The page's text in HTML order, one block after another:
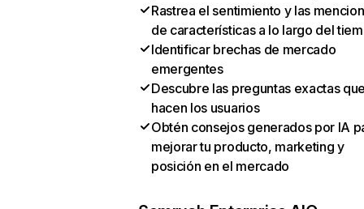
Rastrea el sentimiento y las
de características a lo largo del
Identificar brechas de mercado
emergentes
Descubre las preguntas exactas
hacen los usuarios
Obtén consejos generados por IA
mejorar tu producto, marketing y
posición en el mercado